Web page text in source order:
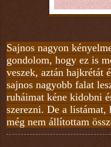
Sajnos nagyon
gondolom, hogy ez is
veszek, aztán hajkrétát
sajnos nagyobb falat
ruháimat kéne kidobni
szerezni. De a
még nem állítottam